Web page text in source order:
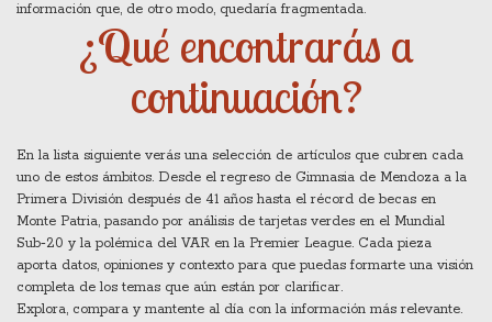
información que, de otro modo, quedaría fragmentada.
¿Qué encontrarás a
continuación?
En la lista siguiente verás una selección de artículos que cubren cada
uno de estos ámbitos. Desde el regreso de Gimnasia de Mendoza a la
Primera División después de 41 años hasta el récord de becas en
Monte Patria, pasando por análisis de tarjetas verdes en el Mundial
Sub‑20 y la polémica del VAR en la Premier League. Cada pieza
aporta datos, opiniones y contexto para que puedas formarte una visión
completa de los temas que aún están por clarificar.
Explora, compara y mantente al día con la información más relevante.